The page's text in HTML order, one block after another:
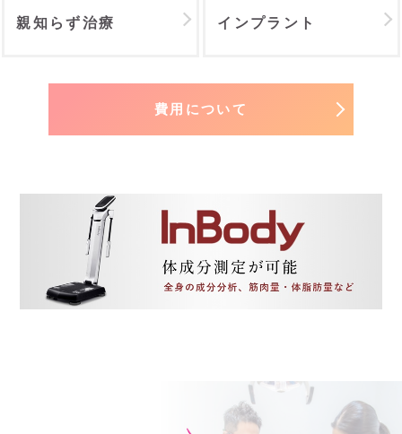
親知らず治療 インプラント
費用について